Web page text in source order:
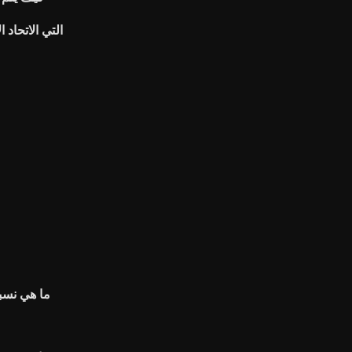
التي
ما هي